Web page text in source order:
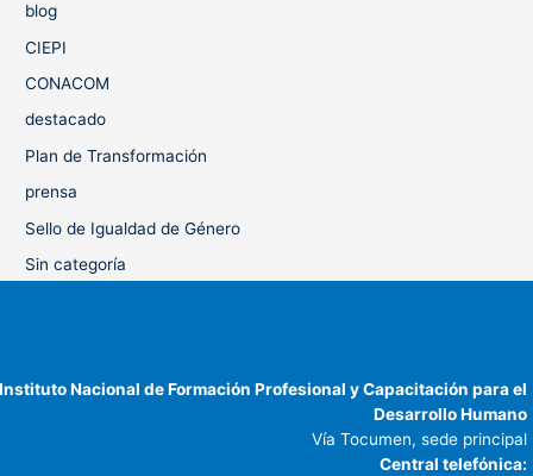
blog
CIEPI
CONACOM
destacado
Plan de Transformación
prensa
Sello de Igualdad de Género
Sin categoría
Instituto Nacional de Formación Profesional y Capacitación para el
Desarrollo Humano
Vía Tocumen, sede principal
Central telefónica: